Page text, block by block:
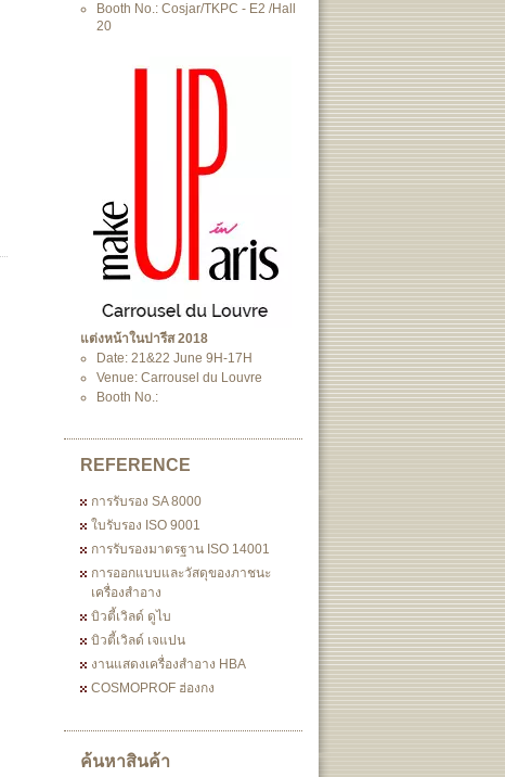
Booth No.: Cosjar/TKPC - E2 /Hall
20
แต่งหน้าในปารีส 2018
Date: 21&22 June 9H-17H
Venue: Carrousel du Louvre
Booth No.:
REFERENCE
การรับรอง SA 8000
ใบรับรอง ISO 9001
การรับรองมาตรฐาน ISO 14001
การออกแบบและวัสดุของภาชนะ
เครื่องสำอาง
บิวตี้เวิลด์ ดูไบ
บิวตี้เวิลด์ เจแปน
งานแสดงเครื่องสำอาง HBA
COSMOPROF ฮ่องกง
ค้นหาสินค้า